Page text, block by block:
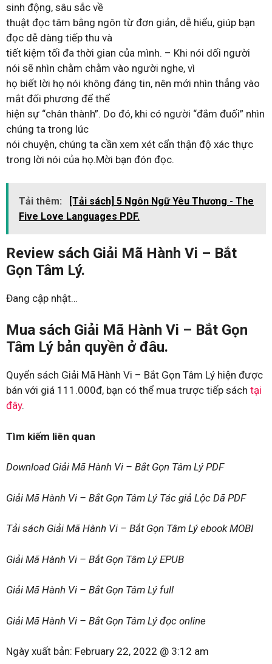
sinh động, sâu sắc về
thuật đọc tâm bằng ngôn từ đơn giản, dễ hiểu, giúp bạn
đọc dễ dàng tiếp thu và
tiết kiệm tối đa thời gian của mình. – Khi nói dối người
nói sẽ nhìn chằm chằm vào người nghe, vì
họ biết lời họ nói không đáng tin, nên mới nhìn thẳng vào
mắt đối phương để thể
hiện sự “chân thành”. Do đó, khi có người “đắm đuối” nhìn
chúng ta trong lúc
nói chuyện, chúng ta cần xem xét cẩn thận độ xác thực
trong lời nói của họ.Mời bạn đón đọc.
Tải thêm:
[Tải sách] 5 Ngôn Ngữ Yêu Thương - The
Five Love Languages PDF.
Review sách Giải Mã Hành Vi – Bắt
Gọn Tâm Lý.
Đang cập nhật…
Mua sách Giải Mã Hành Vi – Bắt Gọn
Tâm Lý bản quyền ở đâu.
Quyển sách Giải Mã Hành Vi – Bắt Gọn Tâm Lý hiện được
bán với giá 111.000đ, bạn có thể mua trược tiếp sách tại
đây.
Tìm kiếm liên quan
Download Giải Mã Hành Vi – Bắt Gọn Tâm Lý PDF
Giải Mã Hành Vi – Bắt Gọn Tâm Lý Tác giả Lộc Dã PDF
Tải sách Giải Mã Hành Vi – Bắt Gọn Tâm Lý ebook MOBI
Giải Mã Hành Vi – Bắt Gọn Tâm Lý EPUB
Giải Mã Hành Vi – Bắt Gọn Tâm Lý full
Giải Mã Hành Vi – Bắt Gọn Tâm Lý đọc online
Ngày xuất bản: February 22, 2022 @ 3:12 am